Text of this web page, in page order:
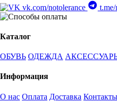
vk.com/notolerance
Каталог
ОБУВЬ ОДЕЖДА
Информация
О нас Оплата Доставка Контакты